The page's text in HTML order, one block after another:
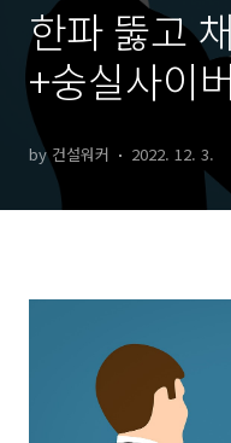
한파 뚫고
+숭실사이
학과 신편입
by 건설워커 2022. 12. 3.